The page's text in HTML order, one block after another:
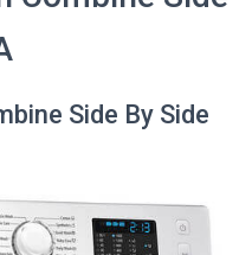
Side By Side